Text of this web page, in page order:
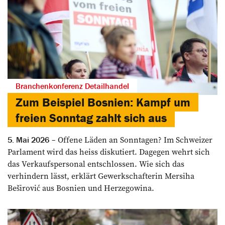
Branchenkonferenz Detailhandel
Zum Beispiel Bosnien: Kampf um
freien Sonntag zahlt sich aus
5. Mai 2026
Offene Läden an Sonntagen? Im Schweizer
Parlament wird das heiss diskutiert. Dagegen wehrt sich
das Verkaufspersonal entschlossen. Wie sich das
verhindern lässt, erklärt Gewerkschafterin Mersiha
Beširović aus Bosnien und Herzegowina.